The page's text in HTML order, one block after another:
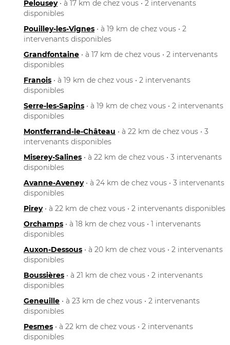
Pelousey• à 17 km de chez vous • 2 intervenants
disponibles
Pouilley-les-Vignes • à 19 km de chez vous • 2
intervenants disponibles
Grandfontaine • à 17 km de chez vous • 2 intervenants
disponibles
Franois • à 19 km de chez vous • 2 intervenants
disponibles
Serre-les-Sapins • à 19 km de chez vous • 2 intervenants
disponibles
Montferrand-le-Château • à 22 km de chez vous • 3
intervenants disponibles
Miserey-Salines • à 22 km de chez vous • 3 intervenants
disponibles
Avanne-Aveney• à 24 km de chez vous • 3 intervenants
disponibles
Pirey• à 22 km de chez vous • 2 intervenants disponibles
Orchamps • à 18 km de chez vous • 1 intervenants
disponibles
Auxon-Dessous • à 20 km de chez vous • 2 intervenants
disponibles
Boussières • à 21 km de chez vous • 2 intervenants
disponibles
Geneuille • à 23 km de chez vous • 2 intervenants
disponibles
Pesmes • à 22 km de chez vous • 2 intervenants
disponibles